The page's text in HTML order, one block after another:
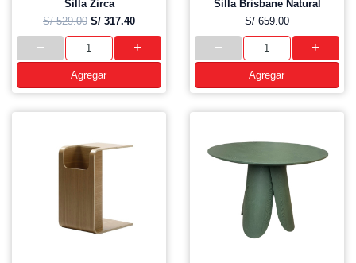
Silla Zirca
S/ 529.00 S/ 317.40
Agregar
Silla Brisbane Natural
S/ 659.00
Agregar